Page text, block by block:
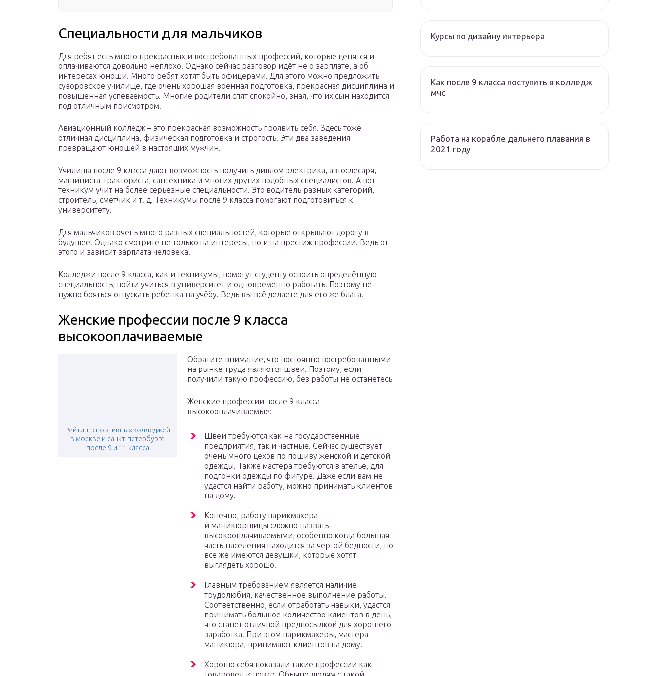
Специальности для мальчиков
Для ребят есть много прекрасных и востребованных профессий, которые ценятся и
оплачиваются довольно неплохо. Однако сейчас разговор идёт не о зарплате, а об
интересах юноши. Много ребят хотят быть офицерами. Для этого можно предложить
суворовское училище, где очень хорошая военная подготовка, прекрасная дисциплина и
повышенная успеваемость. Многие родители спят спокойно, зная, что их сын находится
под отличным присмотром.
Авиационный колледж – это прекрасная возможность проявить себя. Здесь тоже
отличная дисциплина, физическая подготовка и строгость. Эти два заведения
превращают юношей в настоящих мужчин.
Училища после 9 класса дают возможность получить диплом электрика, автослесаря,
машиниста-тракториста, сантехника и многих других подобных специалистов. А вот
техникум учит на более серьёзные специальности. Это водитель разных категорий,
строитель, сметчик и т. д. Техникумы после 9 класса помогают подготовиться к
университету.
Для мальчиков очень много разных специальностей, которые открывают дорогу в
будущее. Однако смотрите не только на интересы, но и на престиж профессии. Ведь от
этого и зависит зарплата человека.
Колледжи после 9 класса, как и техникумы, помогут студенту освоить определённую
специальность, пойти учиться в университет и одновременно работать. Поэтому не
нужно бояться отпускать ребёнка на учёбу. Ведь вы всё делаете для его же блага.
Женские профессии после 9 класса
высокооплачиваемые
Рейтинг спортивных колледжей
в москве и санкт-петербурге
после 9 и 11 класса
Обратите внимание, что постоянно востребованными
на рынке труда являются швеи. Поэтому, если
получили такую профессию, без работы не останетесь
Женские профессии после 9 класса
высокооплачиваемые:
Швеи требуются как на государственные
предприятия, так и частные. Сейчас существует
очень много цехов по пошиву женской и детской
одежды. Также мастера требуются в ателье, для
подгонки одежды по фигуре. Даже если вам не
удастся найти работу, можно принимать клиентов
на дому.
Конечно, работу парикмахера
и маникюрщицы сложно назвать
высокооплачиваемыми, особенно когда большая
часть населения находится за чертой бедности, но
все же имеются девушки, которые хотят
выглядеть хорошо.
Главным требованием является наличие
трудолюбия, качественное выполнение работы.
Соответственно, если отработать навыки, удастся
принимать большое количество клиентов в день,
что станет отличной предпосылкой для хорошего
заработка. При этом парикмахеры, мастера
маникюра, принимают клиентов на дому.
Хорошо себя показали такие профессии как
товаровед и повар. Обычно людям с такой
Курсы по дизайну интерьера
Как после 9 класса поступить в колледж
мчс
Работа на корабле дальнего плавания в
2021 году